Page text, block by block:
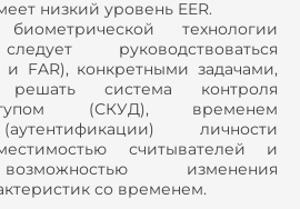
низкий уровень EER.
технологии
руководствоваться
и FAR), конкретными задачами,
система контроля
(СКУД), временем
личности
считывателей и
изменения
со временем.